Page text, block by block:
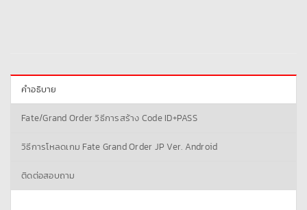
คำอธิบาย
Fate/Grand Order วิธีการสร้าง Code ID+PASS
วิธีการโหลดเกม Fate Grand Order JP Ver. Android
ติดต่อสอบถาม